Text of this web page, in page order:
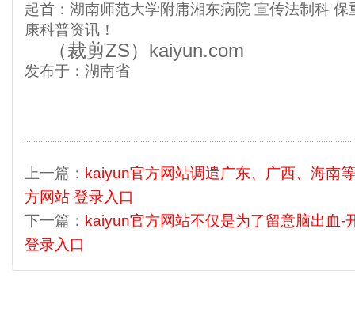
起首：湖南师范大学附庸湘东病院 宣传法制科
康科普资讯！
（裁剪ZS）kaiyun.com
发布于：湖南省
上一篇： kaiyun官方网站调遣广东、广西、海南
方网站 登录入口
下一篇： kaiyun官方网站不仅是为了留意脑出血-
登录入口